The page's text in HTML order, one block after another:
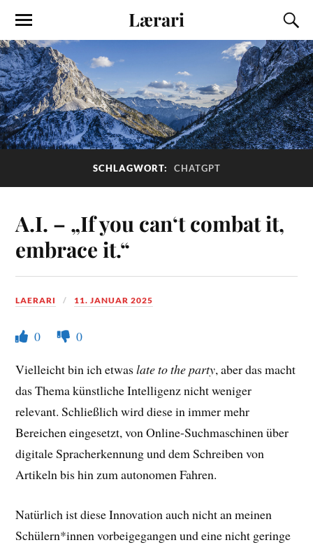
Lærari
SCHLAGWORT: CHATGPT
A.I. – „If you can‘t combat it,
embrace it.“
LAERARI 11. JANUAR 2025
0
0
Vielleicht bin ich etwaslate to the party, aber das macht
das Thema künstliche Intelligenz nicht weniger
relevant. Schließlich wird diese in immer mehr
Bereichen eingesetzt, von Online-Suchmaschinen über
digitale Spracherkennung und dem Schreiben von
Artikeln bis hin zum autonomen Fahren.
Natürlich ist diese Innovation auch nicht an meinen
Schülern*innen vorbeigegangen und eine nicht geringe